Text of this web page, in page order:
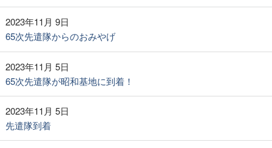
2023年11月 9日
65次先遣隊からのおみやげ
2023年11月 5日
65次先遣隊が昭和基地に到着！
2023年11月 5日
先遣隊到着